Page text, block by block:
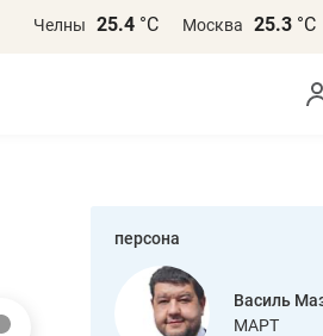
Челны 25.4 °С Москва 25.3 °С
персона
Василь
МАРТ